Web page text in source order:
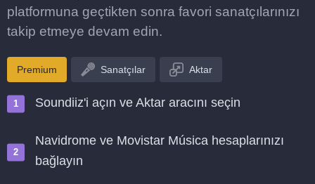
platformuna geçtikten sonra favori sanatçılarınızı
takip etmeye devam edin.
Premium Sanatçılar Aktar
Soundiiz'i açın ve Aktar aracını seçin
Navidrome ve Movistar Música hesaplarınızı
bağlayın